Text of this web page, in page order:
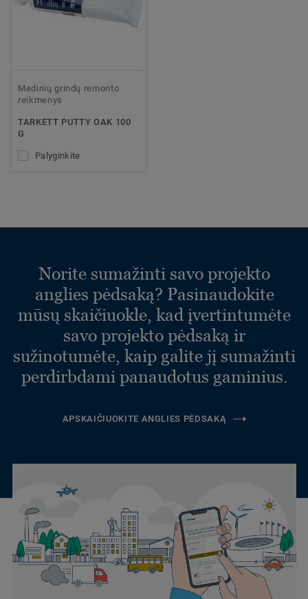
Medinių grindų remonto
reikmenys
TARKETT PUTTY OAK 100
G
Palyginkite
Norite sumažinti savo projekto
anglies pėdsaką? Pasinaudokite
mūsų skaičiuokle, kad įvertintumėte
savo projekto pėdsaką ir
sužinotumėte, kaip galite jį sumažinti
perdirbdami panaudotus gaminius.
APSKAIČIUOKITE ANGLIES PĖDSAKĄ